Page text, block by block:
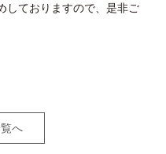
しておりますので、是非ご
へ